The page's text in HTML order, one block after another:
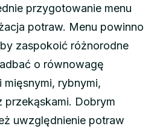
przygotowanie menu
potraw. Menu powinno
zaspokoić różnorodne
o równowagę
rybnymi,
przekąskami. Dobrym
uwzględnienie potraw